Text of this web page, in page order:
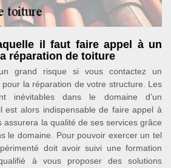
il faut faire appel à un
réparation de toiture
grand risque si vous contactez un
la réparation de votre structure. Les
inévitables dans le domaine d’un
est alors indispensable de faire appel à
assurera la qualité de ses services grâce
le domaine. Pour pouvoir exercer un tel
doit avoir suivi une formation
à vous proposer des solutions